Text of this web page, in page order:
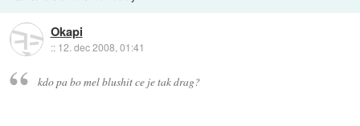
Okapi
:: 12. dec 2008, 01:41
kdo pa bo mel blushit ce je tak drag?